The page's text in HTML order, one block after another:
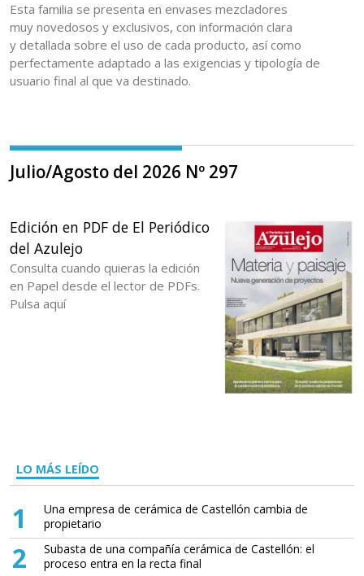
Esta familia se presenta en envases mezcladores
muy novedosos y exclusivos, con información clara
y detallada sobre el uso de cada producto, así como
perfectamente adaptado a las exigencias y tipología de
usuario final al que va destinado.
Julio/Agosto del 2026 Nº 297
Edición en PDF de El Periódico
del Azulejo
Consulta cuando quieras la edición
en Papel desde el lector de PDFs.
Pulsa aquí
LO MÁS LEÍDO
1
Una empresa de cerámica de Castellón cambia de
propietario
2
Subasta de una compañía cerámica de Castellón: el
proceso entra en la recta final